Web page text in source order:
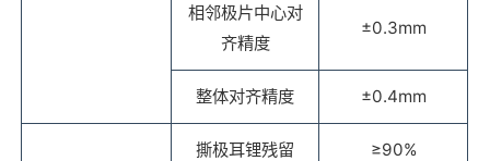
相邻极片中心对
齐精度
±0.3mm
整体对齐精度 ±0.4mm
撕极耳锂残留 ≥90%